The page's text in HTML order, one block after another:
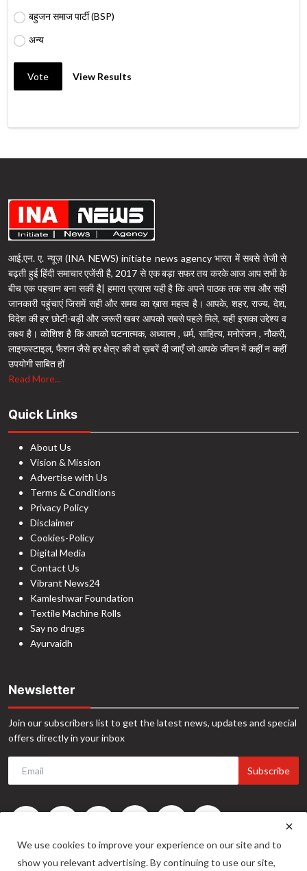
बहुजन समाज पार्टी (BSP)
अन्य
Vote View Results
आई.एन. ए. न्यूज़ (INA NEWS) initiate news agency भारत में सबसे तेजी से
बढ़ती हुई हिंदी समाचार एजेंसी है, 2017 से एक बड़ा सफर तय करके आज आप सभी के
बीच एक पहचान बना सकी है| हमारा प्रयास यही है कि अपने पाठक तक सच और सही
जानकारी पहुंचाएं जिसमें सही और समय का ख़ास महत्व है। आपके, शहर, राज्य, देश,
विदेश की हर छोटी-बड़ी और जरूरी खबर आपको सबसे पहले मिले, यही इसका उद्देश्य व
लक्ष्य है। कोशिश है कि आपको घटनात्मक, अध्यात्म , धर्म, साहित्य, मनोरंजन , नौकरी,
लाइफस्टाइल, फैशन जैसे हर क्षेत्र की वो ख़बरें दी जाएँ जो आपके जीवन में कहीं न कहीं
उपयोगी साबित हों
Read More...
Quick Links
About Us
Vision & Mission
Advertise with Us
Terms & Conditions
Privacy Policy
Disclaimer
Cookies-Policy
Digital Media
Contact Us
Vibrant News24
Kamleshwar Foundation
Textile Machine Rolls
Say no drugs
Ayurvaidh
Newsletter
Join our subscribers list to get the latest news, updates and special
offers directly in your inbox
Subscribe
We use cookies to improve your experience on our site and to
show you relevant advertising. By continuing to use our site,